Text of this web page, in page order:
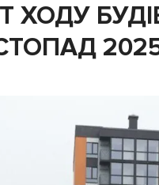
ХОДУ